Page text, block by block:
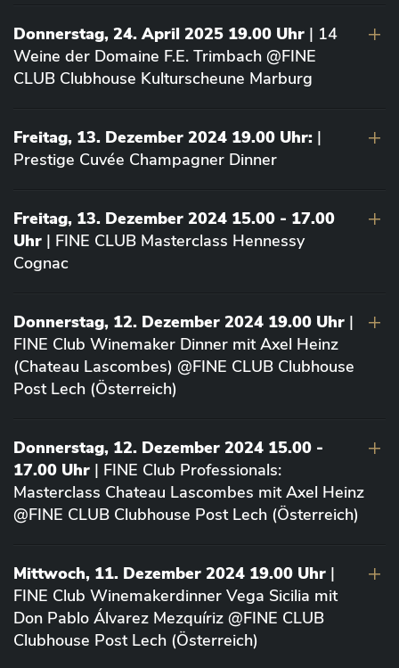
Donnerstag, 24. April 2025 19.00 Uhr | 14
Weine der Domaine F.E. Trimbach @FINE
CLUB Clubhouse Kulturscheune Marburg
Freitag, 13. Dezember 2024 19.00 Uhr: |
Prestige Cuvée Champagner Dinner
Freitag, 13. Dezember 2024 15.00 - 17.00
Uhr | FINE CLUB Masterclass Hennessy
Cognac
Donnerstag, 12. Dezember 2024 19.00 Uhr |
FINE Club Winemaker Dinner mit Axel Heinz
(Chateau Lascombes) @FINE CLUB Clubhouse
Post Lech (Österreich)
Donnerstag, 12. Dezember 2024 15.00 -
17.00 Uhr | FINE Club Professionals:
Masterclass Chateau Lascombes mit Axel Heinz
@FINE CLUB Clubhouse Post Lech (Österreich)
Mittwoch, 11. Dezember 2024 19.00 Uhr |
FINE Club Winemakerdinner Vega Sicilia mit
Don Pablo Álvarez Mezquíriz @FINE CLUB
Clubhouse Post Lech (Österreich)